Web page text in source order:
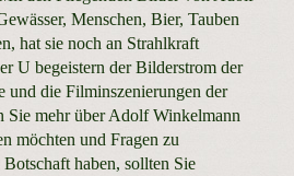
Menschen, Bier, Tauben
hat sie noch an Strahlkraft
U begeistern der Bilderstrom der
und die Filminszenierungen der
Sie mehr über Adolf Winkelmann
möchten und Fragen zu
haben, sollten Sie